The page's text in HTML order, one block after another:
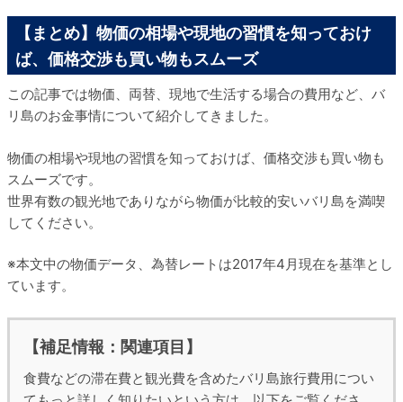
【まとめ】物価の相場や現地の習慣を知っておけ
ば、価格交渉も買い物もスムーズ
この記事では物価、両替、現地で生活する場合の費用など、バ
リ島のお金事情について紹介してきました。
物価の相場や現地の習慣を知っておけば、価格交渉も買い物も
スムーズです。
世界有数の観光地でありながら物価が比較的安いバリ島を満喫
してください。
※本文中の物価データ、為替レートは2017年4月現在を基準とし
ています。
【補足情報：関連項目】
食費などの滞在費と観光費を含めたバリ島旅行費用につい